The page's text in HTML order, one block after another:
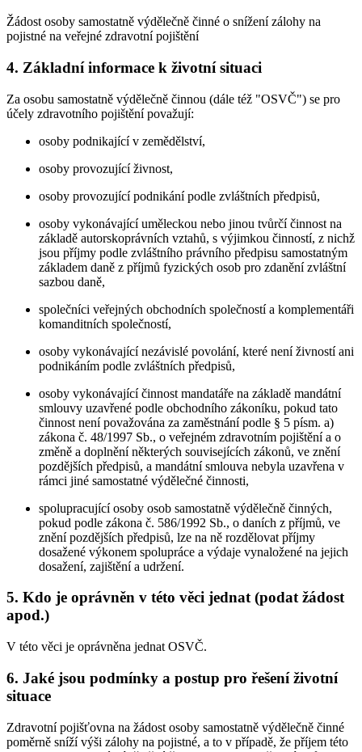
Žádost osoby samostatně výdělečně činné o snížení zálohy na
pojistné na veřejné zdravotní pojištění
4. Základní informace k životní situaci
Za osobu samostatně výdělečně činnou (dále též "OSVČ") se pro
účely zdravotního pojištění považují:
osoby podnikající v zemědělství,
osoby provozující živnost,
osoby provozující podnikání podle zvláštních předpisů,
osoby vykonávající uměleckou nebo jinou tvůrčí činnost na
základě autorskoprávních vztahů, s výjimkou činností, z nichž
jsou příjmy podle zvláštního právního předpisu samostatným
základem daně z příjmů fyzických osob pro zdanění zvláštní
sazbou daně,
společníci veřejných obchodních společností a komplementáři
komanditních společností,
osoby vykonávající nezávislé povolání, které není živností ani
podnikáním podle zvláštních předpisů,
osoby vykonávající činnost mandatáře na základě mandátní
smlouvy uzavřené podle obchodního zákoníku, pokud tato
činnost není považována za zaměstnání podle § 5 písm. a)
zákona č. 48/1997 Sb., o veřejném zdravotním pojištění a o
změně a doplnění některých souvisejících zákonů, ve znění
pozdějších předpisů, a mandátní smlouva nebyla uzavřena v
rámci jiné samostatné výdělečné činnosti,
spolupracující osoby osob samostatně výdělečně činných,
pokud podle zákona č. 586/1992 Sb., o daních z příjmů, ve
znění pozdějších předpisů, lze na ně rozdělovat příjmy
dosažené výkonem spolupráce a výdaje vynaložené na jejich
dosažení, zajištění a udržení.
5. Kdo je oprávněn v této věci jednat (podat žádost
apod.)
V této věci je oprávněna jednat OSVČ.
6. Jaké jsou podmínky a postup pro řešení životní
situace
Zdravotní pojišťovna na žádost osoby samostatně výdělečně činné
poměrně sníží výši zálohy na pojistné, a to v případě, že příjem této